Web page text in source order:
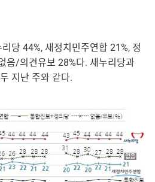
당 44%, 새정치민주연합 21%, 정
음/의견유보 28%다. 새누리당과
지난 주와 같다.